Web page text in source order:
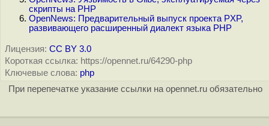
скрипты на PHP
OpenNews: Предварительный выпуск проекта PXP,
развивающего расширенный диалект языка PHP
Лицензия: CC BY 3.0
Короткая ссылка: https://opennet.ru/64290-php
Ключевые слова: php
При перепечатке указание ссылки на opennet.ru обязательно